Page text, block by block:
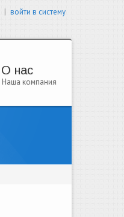
| войти в систему
О нас
Наша компания